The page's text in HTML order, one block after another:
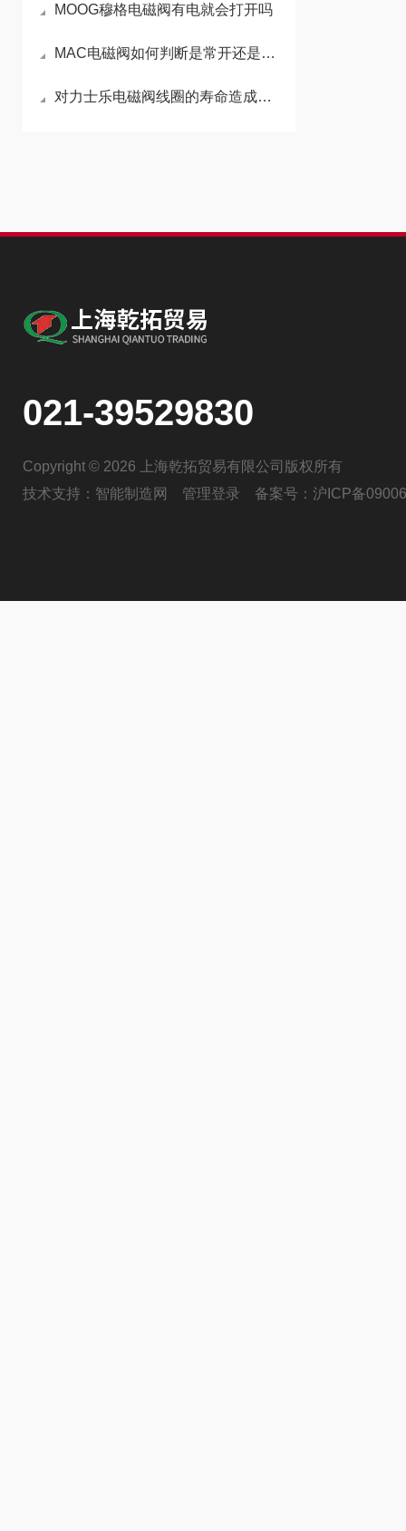
MOOG穆格电磁阀有电就会打开吗
MAC电磁阀如何判断是常开还是常闭
对力士乐电磁阀线圈的寿命造成影响的因素有哪些
021-39529830
Copyright © 2026 上海乾拓贸易有限公司版权所有
技术支持： 智能制造网 管理登录 备案号： 沪ICP备